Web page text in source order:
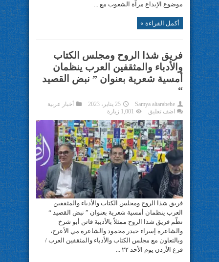
موضوع الإبداع مرآة الشعوب مع ...
أكمل القراءة »
فريق شذا الروح ومجلس الكتاب
والأدباء والمثقفين العرب ينظمان
أمسية شعرية بعنوان ” نبض القصيد
“
Samya altarabehe 25 يناير، 2023
أخبار عربية
اضف تعليق
1,001 زيارة
فريق شذا الروح ومجلس الكتاب والأدباء والمثقفين
العرب ينظمان أمسية شعرية بعنوان ” نبض القصيد “
نظّم فريق شذا الروح ممثلاً بالأديبة فاتن أبو شرخ
والشاعرة إسراء حيدر محمود والشاعرة مي الأعرج،
وبالتعاون مع مجلس الكتاب والأدباء والمثقفين العرب /
فرع الأردن يوم الأحد ٢٢ ...